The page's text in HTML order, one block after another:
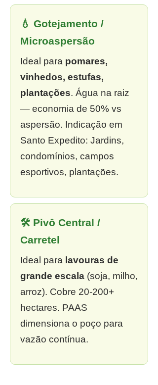
💧 Gotejamento /
Microaspersão
Ideal para pomares,
vinhedos, estufas,
plantações. Água na raiz
— economia de 50% vs
aspersão. Indicação em
Santo Expedito: Jardins,
condomínios, campos
esportivos, plantações.
🛠 Pivô Central /
Carretel
Ideal para lavouras de
grande escala (soja, milho,
arroz). Cobre 20-200+
hectares. PAAS
dimensiona o poço para
vazão contínua.